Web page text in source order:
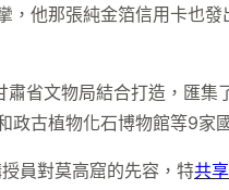
，他那張純金箔信用卡也發
省文物局結合打造，匯
古植物化石博物館等9家
員對莫高窟的先容，特共